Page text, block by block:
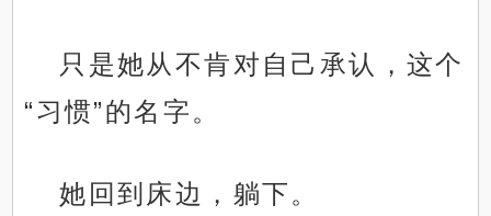
只是她从不肯对自己承认，这个
“习惯”的名字。
她回到床边，躺下。